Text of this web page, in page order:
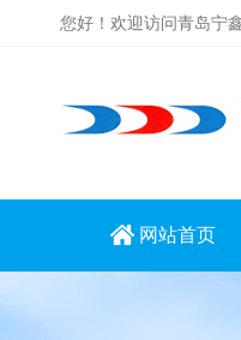
您好！欢迎访问青岛宁
网站首页